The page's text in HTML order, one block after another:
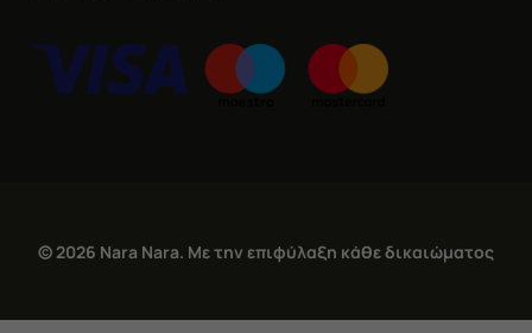
© 2026 Nara Nara. Με την επιφύλαξη κάθε δικαιώματος